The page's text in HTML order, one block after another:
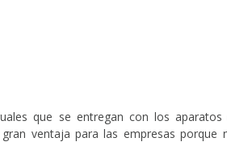
que se entregan con los
ventaja para las empresas